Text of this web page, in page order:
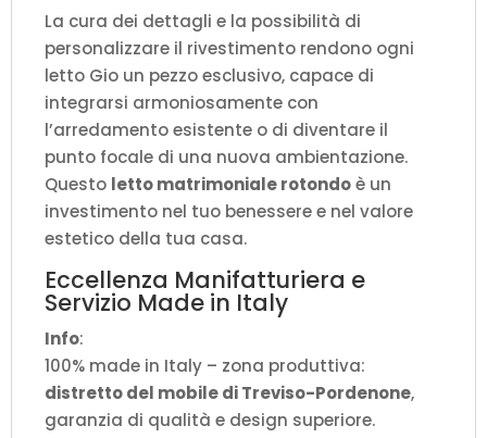
La cura dei dettagli e la possibilità di
personalizzare il rivestimento rendono ogni
letto Gio un pezzo esclusivo, capace di
integrarsi armoniosamente con
l’arredamento esistente o di diventare il
punto focale di una nuova ambientazione.
Questo letto matrimoniale rotondoè un
investimento nel tuo benessere e nel valore
estetico della tua casa.
Eccellenza Manifatturiera e
Servizio Made in Italy
Info:
100% made in Italy – zona produttiva:
distretto del mobile di Treviso-Pordenone,
garanzia di qualità e design superiore.